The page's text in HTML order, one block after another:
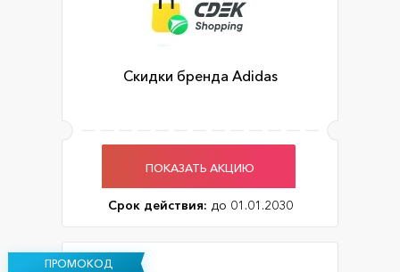
Скидки бренда Adidas
ПОКАЗАТЬ АКЦИЮ
Срок действия: до 01.01.2030
ПРОМОКОД